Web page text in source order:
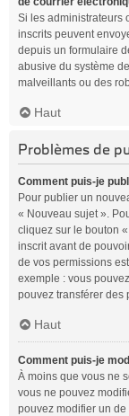
Si les administrateurs
inscrits peuvent
depuis un formulaire
abusive du système
malveillants ou des
Haut
Problèmes de
Comment puis-je
Pour publier un
« Nouveau sujet ».
cliquez sur le bouton
inscrit avant de
de vos permissions
exemple : vous
pouvez transférer des
Haut
Comment puis-je
À moins que vous ne
vous ne pouvez
pouvez modifier un